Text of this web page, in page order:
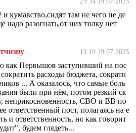
кумавство,сидят там не чего не де
надо разогнать,от них толку нет
13:19 19.07.2025
Первышов заступивший на пос
расходы бюджета, сократи
... А оказалось, что самые боль
были при нём, потом резкий ск
неприкосновенность, СВО и ВВ по
ответственный пост, полагаясь на е
и ответственность, но как говорит
будем глядеть...